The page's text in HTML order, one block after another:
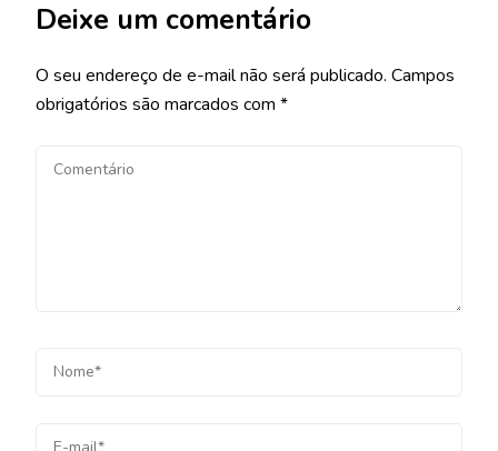
Deixe um comentário
O seu endereço de e-mail não será publicado. Campos
obrigatórios são marcados com *